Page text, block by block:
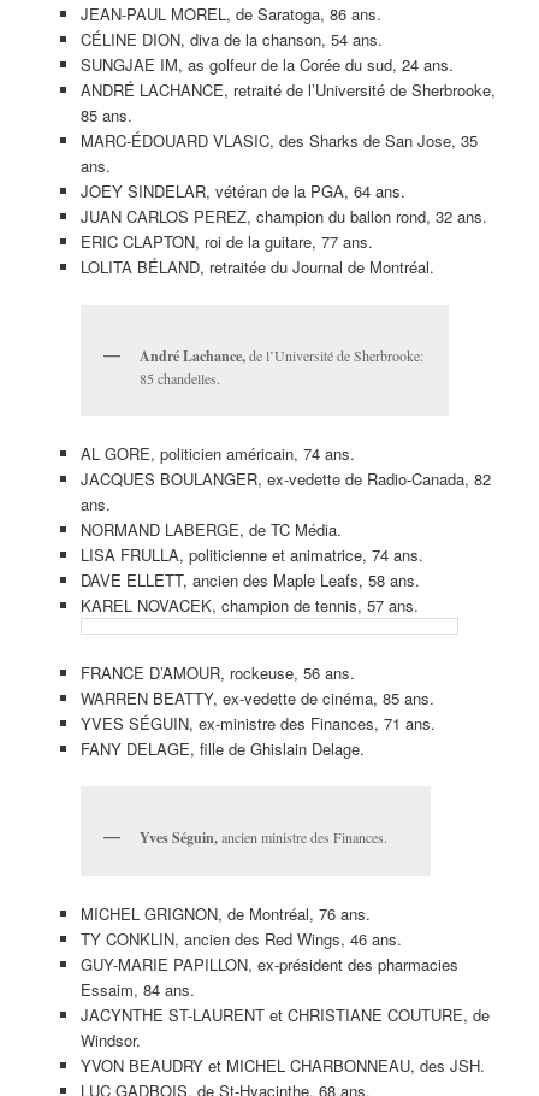
JEAN-PAUL MOREL, de Saratoga, 86 ans.
CÉLINE DION, diva de la chanson, 54 ans.
SUNGJAE IM, as golfeur de la Corée du sud, 24 ans.
ANDRÉ LACHANCE, retraité de l’Université de Sherbrooke,
85 ans.
MARC-ÉDOUARD VLASIC, des Sharks de San Jose, 35
ans.
JOEY SINDELAR, vétéran de la PGA, 64 ans.
JUAN CARLOS PEREZ, champion du ballon rond, 32 ans.
ERIC CLAPTON, roi de la guitare, 77 ans.
LOLITA BÉLAND, retraitée du Journal de Montréal.
André Lachance,de l’Université de Sherbrooke:
85 chandelles.
AL GORE, politicien américain, 74 ans.
JACQUES BOULANGER, ex-vedette de Radio-Canada, 82
ans.
NORMAND LABERGE, de TC Média.
LISA FRULLA, politicienne et animatrice, 74 ans.
DAVE ELLETT, ancien des Maple Leafs, 58 ans.
KAREL NOVACEK, champion de tennis, 57 ans.
FRANCE D’AMOUR, rockeuse, 56 ans.
WARREN BEATTY, ex-vedette de cinéma, 85 ans.
YVES SÉGUIN, ex-ministre des Finances, 71 ans.
FANY DELAGE, fille de Ghislain Delage.
Yves Séguin,ancien ministre des Finances.
MICHEL GRIGNON, de Montréal, 76 ans.
TY CONKLIN, ancien des Red Wings, 46 ans.
GUY-MARIE PAPILLON, ex-président des pharmacies
Essaim, 84 ans.
JACYNTHE ST-LAURENT et CHRISTIANE COUTURE, de
Windsor.
YVON BEAUDRY et MICHEL CHARBONNEAU, des JSH.
LUC GADBOIS, de St-Hyacinthe, 68 ans.